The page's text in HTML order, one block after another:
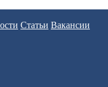
Статьи Вакансии